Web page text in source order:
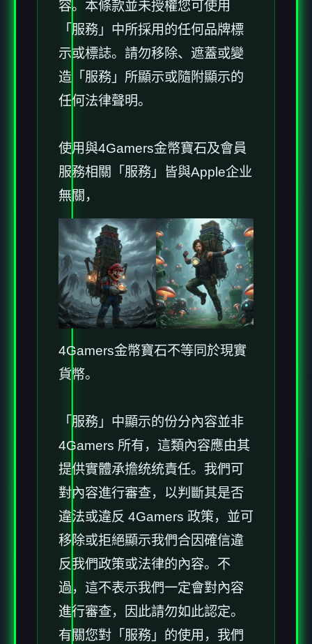
容。本條款並未授權您可使用
「服務」中所採用的任何品牌標
示或標誌。請勿移除、遮蓋或變
造「服務」所顯示或隨附顯示的
任何法律聲明。
使用與4Gamers金幣寶石及會員
服務相關「服務」皆與Apple企业
無關，
4Gamers金幣寶石不等同於現實
貨幣。
「服務」中顯示的份分內容並非
4Gamers 所有，這類內容應由其
提供實體承擔统统責任。我們可
對內容進行審查，以判斷其是否
違法或違反 4Gamers 政策，並可
移除或拒絕顯示我們合因確信違
反我們政策或法律的內容。不
過，這不表示我們一定會對內容
進行審查，因此請勿如此認定。
有關您對「服務」的使用，我們